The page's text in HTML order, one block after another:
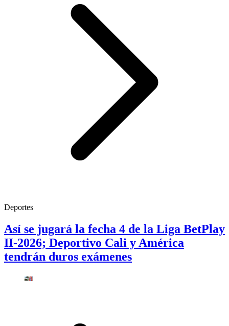
Deportes
Así se jugará la fecha 4 de la Liga BetPlay
II-2026; Deportivo Cali y América
tendrán duros exámenes